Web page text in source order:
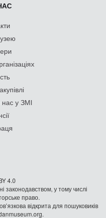
у ЗМІ
4.0
законодавством, у тому числі
право.
відкрита для пошуковиків